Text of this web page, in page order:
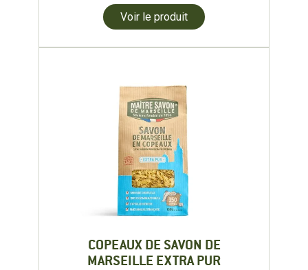
Voir le produit
COPEAUX DE SAVON DE
MARSEILLE EXTRA PUR